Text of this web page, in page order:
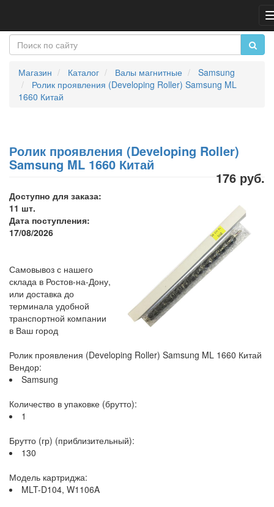
Магазин Каталог Валы магнитные
Samsung
Ролик проявления (Developing Roller) Samsung ML
1660 Китай
Ролик проявления (Developing Roller)
Samsung ML 1660 Китай
176 руб.
Доступно для заказа:
11 шт.
Дата поступления:
17/08/2026
Самовывоз с нашего
склада в Ростов-на-Дону,
или доставка до
терминала удобной
транспортной компании
в Ваш город
Ролик проявления (Developing Roller) Samsung ML 1660 Китай
Вендор:
Samsung
Количество в упаковке (брутто):
1
Брутто (гр) (приблизительный):
130
Модель картриджа:
MLT-D104, W1106A